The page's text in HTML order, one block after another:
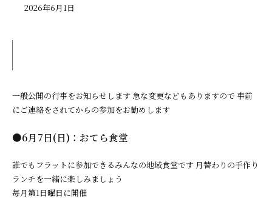
2026年6月1日
一般公開の行事をお知らせします 急な変更などもありますので 事前
にご連絡をされてからの参加をお勧めします
●6月7日(日)：おてら食堂
誰でもフラットに参加できるみんなの地域食堂です 月替わりの手作り
ランチを一緒に楽しみましょう
毎月第1日曜日に開催